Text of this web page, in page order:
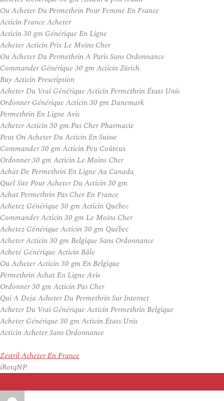
Ou Acheter Du Permethrin Pour Femme En France
Acticin France Acheter
Acticin 30 gm Générique En Ligne
Acheter Acticin Prix Le Moins Cher
Ou Acheter Du Permethrin A Paris Sans Ordonnance
Commander Générique 30 gm Acticin Zürich
Buy Acticin Prescription
Acheter Du Vrai Générique Acticin Permethrin États Unis
Ordonner Générique Acticin 30 gm Danemark
Permethrin En Ligne Avis
Acheter Acticin 30 gm Pas Cher Pharmacie
Peut On Acheter Du Acticin En Suisse
Commander 30 gm Acticin Peu Coûteux
Ordonner 30 gm Acticin Le Moins Cher
Achat De Permethrin En Ligne Au Canada
Quel Site Pour Acheter Du Acticin 30 gm
Achat Permethrin Pas Cher En France
Achetez Générique 30 gm Acticin Québec
Commander Acticin 30 gm Le Moins Cher
Achetez Générique Acticin 30 gm Québec
Acheter Acticin 30 gm Belgique Sans Ordonnance
Acheté Générique Acticin Bâle
Ou Acheter Acticin 30 gm En Belgique
Permethrin Achat En Ligne Avis
Ordonner 30 gm Acticin Pas Cher
Qui A Deja Acheter Du Permethrin Sur Internet
Acheter Du Vrai Générique Acticin Permethrin Belgique
Acheter Générique 30 gm Acticin États Unis
Acticin Acheter Sans Ordonnance
Zestril Acheter En France
iRotqNP